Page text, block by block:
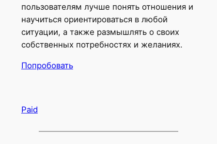
пользователям лучше понять отношения и
научиться ориентироваться в любой
ситуации, а также размышлять о своих
собственных потребностях и желаниях.
Попробовать
Paid